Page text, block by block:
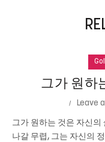
그가 원하
Leave
그가 원하는 것은 자신의
나갈 무렵, 그는 자신의